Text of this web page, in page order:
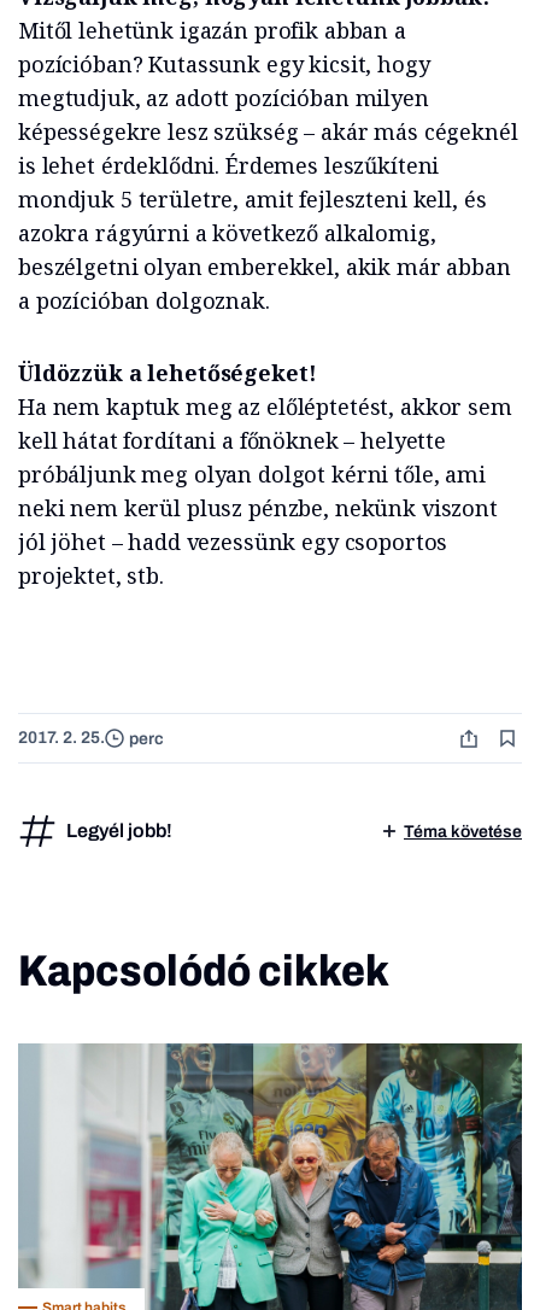
Mitől lehetünk igazán profik abban a
pozícióban? Kutassunk egy kicsit, hogy
megtudjuk, az adott pozícióban milyen
képességekre lesz szükség – akár más cégeknél
is lehet érdeklődni. Érdemes leszűkíteni
mondjuk 5 területre, amit fejleszteni kell, és
azokra rágyúrni a következő alkalomig,
beszélgetni olyan emberekkel, akik már abban
a pozícióban dolgoznak.
Üldözzük a lehetőségeket!
Ha nem kaptuk meg az előléptetést, akkor sem
kell hátat fordítani a főnöknek – helyette
próbáljunk meg olyan dolgot kérni tőle, ami
neki nem kerül plusz pénzbe, nekünk viszont
jól jöhet – hadd vezessünk egy csoportos
projektet, stb.
2017. 2. 25. perc
Legyél jobb! Téma követése
Kapcsolódó cikkek